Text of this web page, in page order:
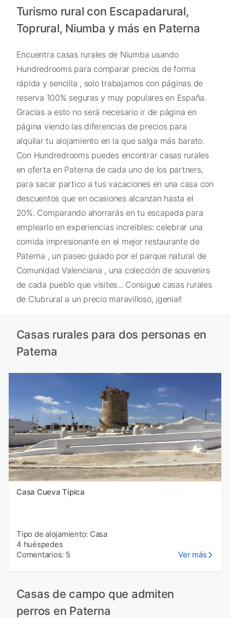
Turismo rural con Escapadarural,
Toprural, Niumba y más en Paterna
Encuentra casas rurales de Niumba usando
Hundredrooms para comparar precios de forma
rápida y sencilla , solo trabajamos con páginas de
reserva 100% seguras y muy populares en España.
Gracias a esto no será necesario ir de página en
página viendo las diferencias de precios para
alquilar tu alojamiento en la que salga más barato.
Con Hundredrooms puedes encontrar casas rurales
en oferta en Paterna de cada uno de los partners,
para sacar partico a tus vacaciones en una casa con
descuentos que en ocasiones alcanzan hasta el
20%. Comparando ahorrarás en tu escapada para
emplearlo en experiencias increíbles: celebrar una
comida impresionante en el mejor restaurante de
Paterna , un paseo guiado por el parque natural de
Comunidad Valenciana , una colección de souvenirs
de cada pueblo que visites... Consigue casas rurales
de Clubrural a un precio maravilloso, ¡genial!
Casas rurales para dos personas en
Paterna
Casa Cueva Típica
Tipo de alojamiento: Casa
4 huéspedes
Comentarios: 5
Ver más
Casas de campo que admiten
perros en Paterna